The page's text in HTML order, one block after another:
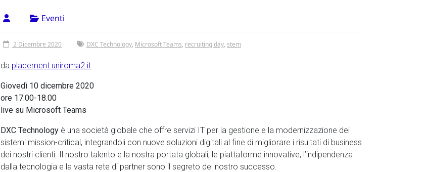
Eventi
2 Dicembre 2020 DXC Technology, Microsoft Teams, recruiting day, stem
da placement.uniroma2.it
Giovedì 10 dicembre 2020
ore 17.00-18.00
live su Microsoft Teams
DXC Technology è una società globale che offre servizi IT per la gestione e la modernizzazione dei
sistemi mission-critical, integrandoli con nuove soluzioni digitali al fine di migliorare i risultati di business
dei nostri clienti. Il nostro talento e la nostra portata globali, le piattaforme innovative, l’indipendenza
dalla tecnologia e la vasta rete di partner sono il segreto del nostro successo.